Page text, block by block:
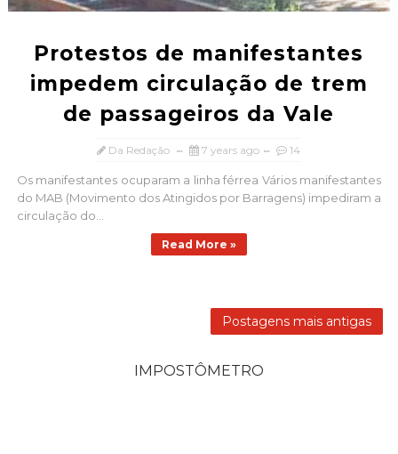
Protestos de manifestantes
impedem circulação de trem
de passageiros da Vale
Da Redação 7 years ago 14
Os manifestantes ocuparam a linha férrea Vários manifestantes
do MAB (Movimento dos Atingidos por Barragens) impediram a
circulação do...
Read More »
Postagens mais antigas
IMPOSTÔMETRO